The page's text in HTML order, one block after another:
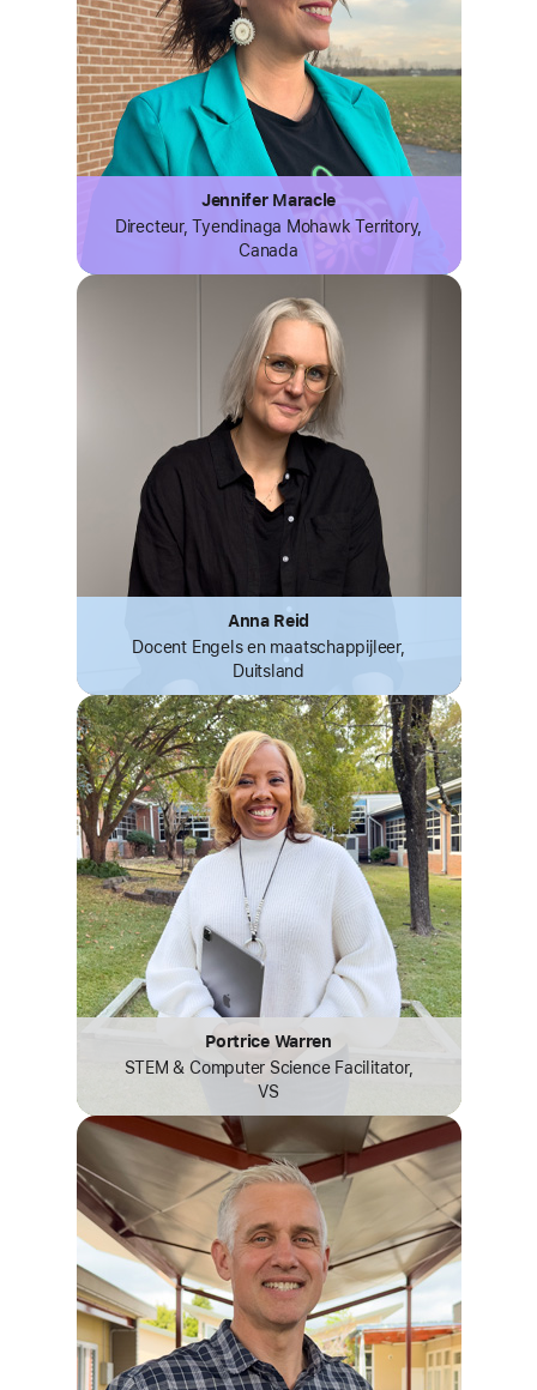
Jennifer Maracle
Directeur, Tyendinaga MohawkTerritory,
Canada
Anna Reid
Docent Engels en maatschappijleer,
Duitsland
Portrice Warren
STEM & Computer Science Facilitator,
VS